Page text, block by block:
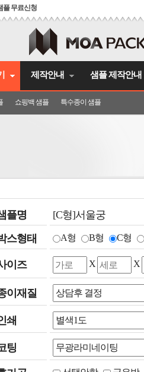
플 무료신청
쇼핑백 샘플 특수종이 샘플
제작안내 샘플 제작안내
플명
[C형]서울궁
스형태
A형 B형 C형
이즈 X X
이재질
쇄
팅